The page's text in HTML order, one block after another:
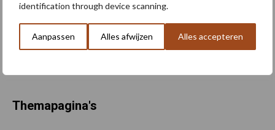
identification through device scanning.
Aanpassen Alles afwijzen Alles accepteren
Gecombineerde opgave
2026: dit zijn de
belangrijkste
aandachtspunten
Themapagina's